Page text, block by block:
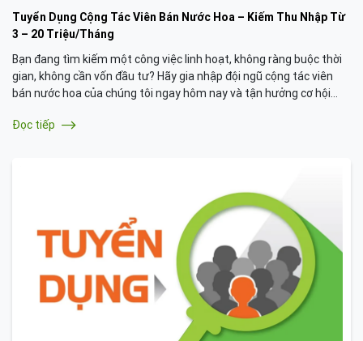
Tuyển Dụng Cộng Tác Viên Bán Nước Hoa – Kiếm Thu Nhập Từ
3 – 20 Triệu/Tháng
Bạn đang tìm kiếm một công việc linh hoạt, không ràng buộc thời
gian, không cần vốn đầu tư? Hãy gia nhập đội ngũ cộng tác viên
bán nước hoa của chúng tôi ngay hôm nay và tận hưởng cơ hội
không cần đi lại hay ôm hàng!
Đọc tiếp